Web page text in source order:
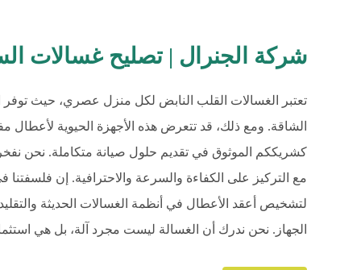
شركة الجنرال | تصليح غسالات السالمية
تعتبر الغسالات القلب النابض لكل منزل عصري، حيث توفر
الشاقة. ومع ذلك، قد تتعرض هذه الأجهزة الحيوية لأعطال
كشريككم الموثوق في تقديم حلول صيانة متكاملة. نحن نفخر
مع التركيز على الكفاءة والسرعة والاحترافية. إن
لتشخيص أعقد الأعطال في أنظمة الغسالات الحديثة
الجهاز. نحن ندرك أن الغسالة ليست مجرد آلة، بل هي